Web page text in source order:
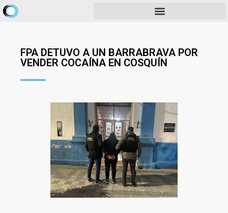
FPA DETUVO A UN BARRABRAVA POR
VENDER COCAÍNA EN COSQUÍN